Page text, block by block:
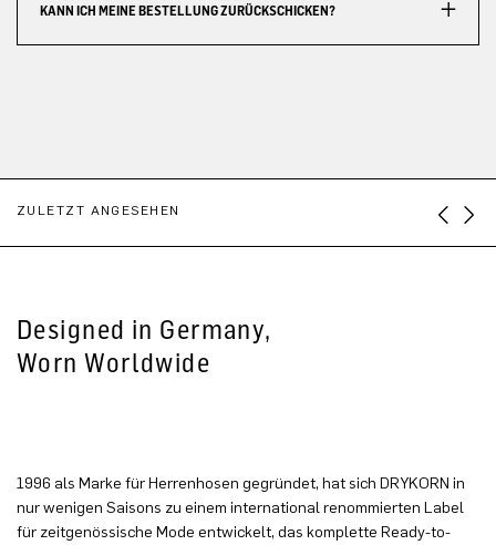
KANN ICH MEINE BESTELLUNG ZURÜCKSCHICKEN?
ZULETZT ANGESEHEN
Designed in Germany,
Worn Worldwide
1996 als Marke für Herrenhosen gegründet, hat sich DRYKORN in
nur wenigen Saisons zu einem international renommierten Label
für zeitgenössische Mode entwickelt, das komplette Ready-to-